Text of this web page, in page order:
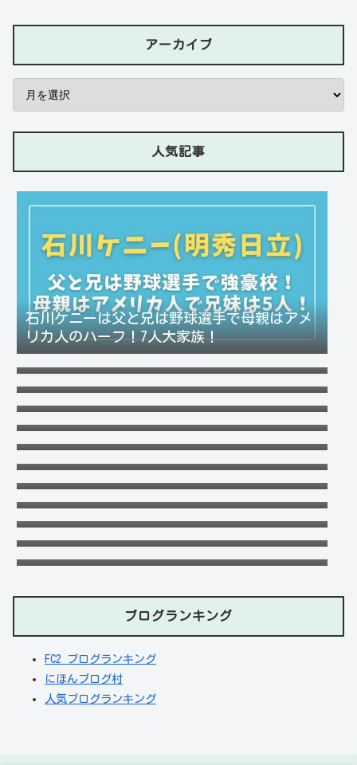
アーカイブ
人気記事
石川ケニーは父と兄は野球選手で母親はアメ
リカ人のハーフ！7人大家族！
Lazの彼女や身長に大学・年齢は？イケメン
プロゲーマーの経歴！【ZETA】
竹下パラダイスだーご本名や年齢に身長は？
恋愛対象やイケメンかも調査！
可愛い政田夢乃選手に彼氏の存在が気にな
る！本当に不倫をしているのか？家族構成が
どうなっているのか？を徹底調査！
千早茜の恋人や結婚した夫は誰？子供や本名
に高校は？引越は離婚が理由？
末永けいの経歴や学歴(高校大学)は？妻(嫁)
は末永ゆかりで離婚した？
福田こうへいの結婚相手の嫁(妻)や子供
(娘・息子)など家族構成まとめ！
【画像】聖菜の子供の名前は蘭愛で年齢や父
親は？元旦那との離婚理由も！
ドンマイ川端は結婚した嫁がいる？母親・兄
妹・父親に年収や学歴経歴も！
五条院凌のすっぴんや足太い画像がヤバい！
本当は美脚でスタイル良い？
おだけいの元カノ人気歌手はちゃんみな！過
去の匂わせや動画流出の犯人は？
天畠大輔の妻や母は？医療事故や経歴に大学
進学はモテたかったから！
ブログランキング
FC2 ブログランキング
にほんブログ村
人気ブログランキング